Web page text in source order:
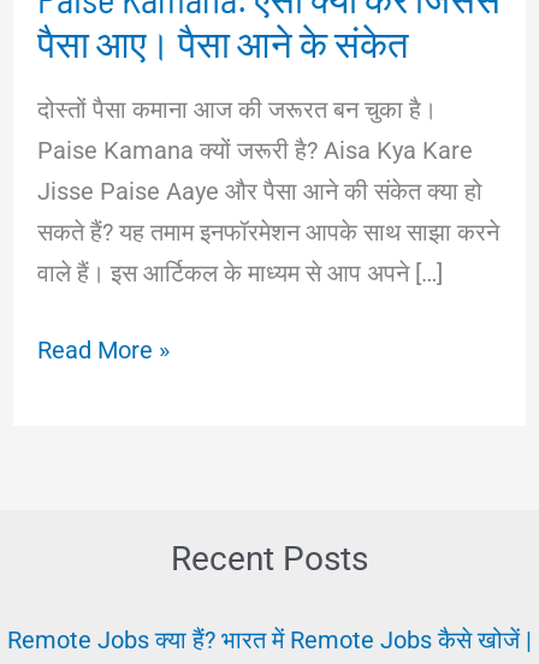
पैसा आए। पैसा आने के संकेत
दोस्तों पैसा कमाना आज की जरूरत बन चुका है।
Paise Kamana क्यों जरूरी है? Aisa Kya Kare
Jisse Paise Aaye और पैसा आने की संकेत क्या हो
सकते हैं? यह तमाम इनफॉरमेशन आपके साथ साझा करने
वाले हैं। इस आर्टिकल के माध्यम से आप अपने […]
Paise
आए।
Read More »
Recent Posts
Remote Jobs क्या हैं? भारत में Remote Jobs कैसे खोजें |